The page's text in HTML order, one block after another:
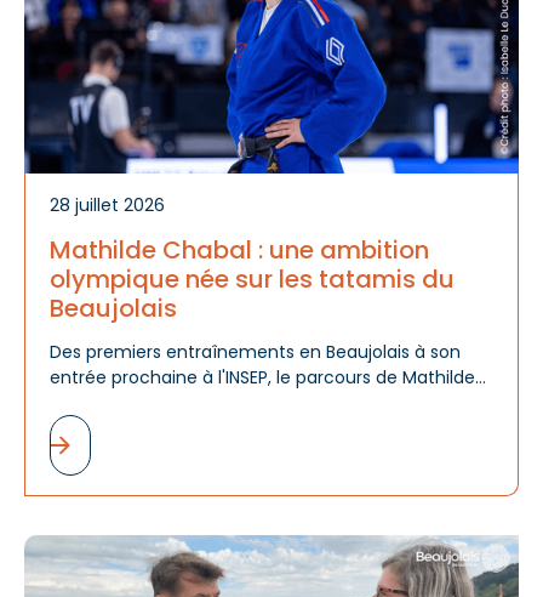
28 juillet 2026
Mathilde Chabal : une ambition
olympique née sur les tatamis du
Beaujolais
Des premiers entraînements en Beaujolais à son
entrée prochaine à l'INSEP, le parcours de Mathilde
celui d'un talent révélé, accompagné et encouragé
par tout un territoire.